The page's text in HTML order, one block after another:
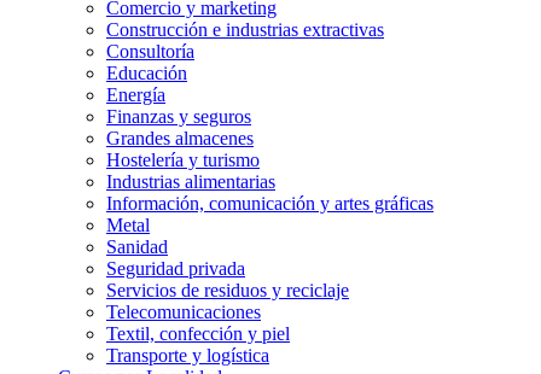
Comercio y marketing
Construcción e industrias extractivas
Consultoría
Educación
Energía
Finanzas y seguros
Grandes almacenes
Hostelería y turismo
Industrias alimentarias
Información, comunicación y artes gráficas
Metal
Sanidad
Seguridad privada
Servicios de residuos y reciclaje
Telecomunicaciones
Textil, confección y piel
Transporte y logística